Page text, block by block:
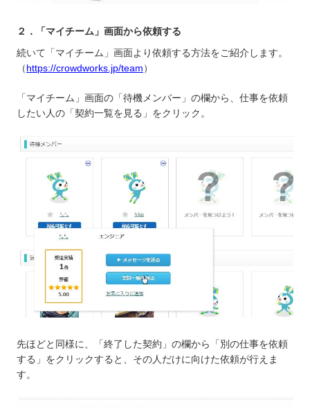
２．「マイチーム」画面から依頼する
続いて「マイチーム」画面より依頼する方法をご紹介します。
（https://crowdworks.jp/team）
「マイチーム」画面の「待機メンバー」の欄から、仕事を依頼
したい人の「契約一覧を見る」をクリック。
先ほどと同様に、「終了した契約」の欄から「別の仕事を依頼
する」をクリックすると、その人だけに向けた依頼が行えま
す。